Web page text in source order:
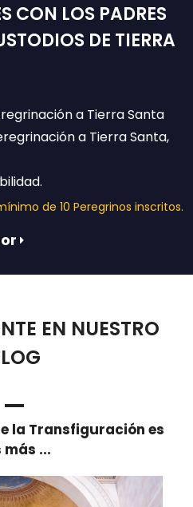
CON LOS PADRES
DE TIERRA
a Tierra Santa
a Tierra Santa,
de 10 Peregrinos inscritos.
EN NUESTRO
la Transfiguración es
...